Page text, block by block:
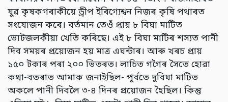
যুৱ কৃষকগৰাকীয়ে ড্ৰীপ ইৰিগ্যেশ্বন নিজৰ কৃষি পথাৰত
সংযোজন কৰে। বৰ্তমান তেওঁ প্ৰায় ৮ বিঘা মাটিত
ভোটজলকীয়া খেতি কৰিছে। এই ৮ বিঘা মাটিৰ শস্যত পানী
দিব সময়ৰ প্ৰয়োজন হয় মাত্ৰ এঘন্টাৰ। আৰু খৰচ প্ৰায়
১৫০ টকাৰ পৰা ২০০ ভিতৰত। লাচিত গগৈৰ সৈতে হোৱা
কথা-বতৰাত আমাক জনাইছিল- পূৰ্বতে দুবিঘা মাটিত
অকলে পানী দিবলৈ ৩-৪ দিনৰ প্ৰয়োজন হৈছিল। কিন্তু